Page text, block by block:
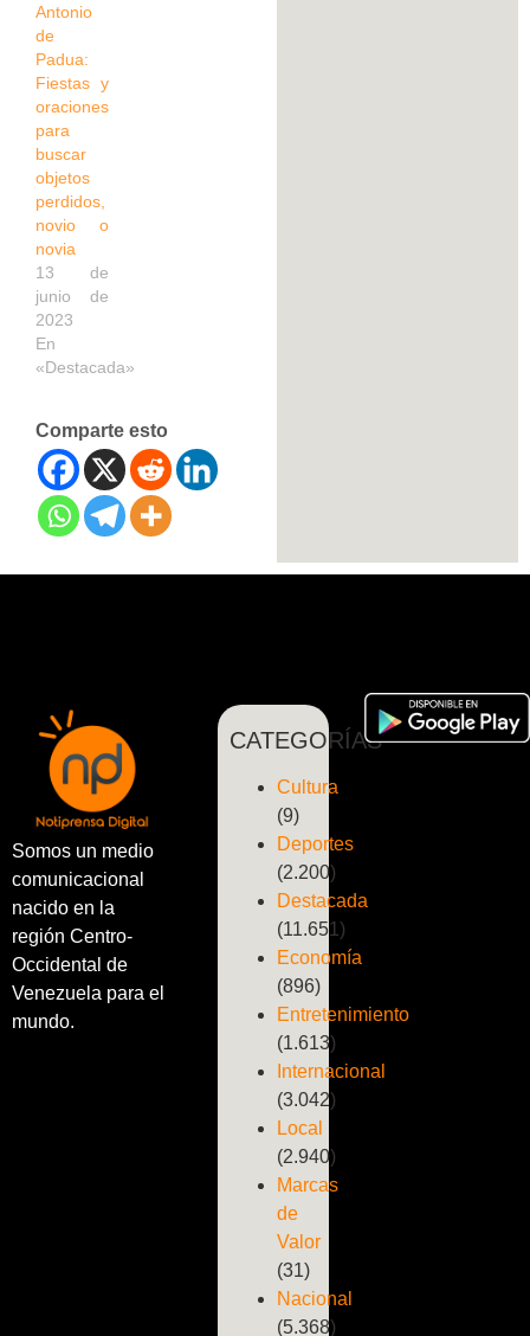
Antonio
de
Padua:
Fiestas y
oraciones
para
buscar
objetos
perdidos,
novio o
novia
13 de
junio de
2023
En
«Destacada»
Comparte esto
Somos un medio
comunicacional
nacido en la
región Centro-
Occidental de
Venezuela para el
mundo.
CATEGORÍAS
Cultura
(9)
Deportes
(2.200)
Destacada
(11.651)
Economía
(896)
Entretenimiento
(1.613)
Internacional
(3.042)
Local
(2.940)
Marcas
de
Valor
(31)
Nacional
(5.368)